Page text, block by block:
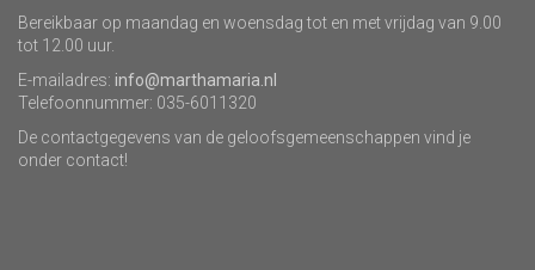
Bereikbaar op maandag en woensdag tot en met vrijdag van 9.00
tot 12.00 uur.
E-mailadres: info@marthamaria.nl
Telefoonnummer: 035-6011320
De contactgegevens van de geloofsgemeenschappen vind je
onder contact!